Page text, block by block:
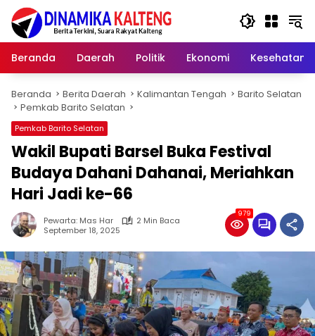
Langsung
konten
Beranda
Daerah Politik Ekonomi Kesehatan
Beranda Berita Daerah Kalimantan Tengah
Barito Selatan
Pemkab Barito Selatan
Pemkab Barito Selatan
Wakil Bupati Barsel Buka Festival
Budaya Dahani Dahanai, Meriahkan
Hari Jadi ke-66
Pewarta: Mas Har
2 Min Baca
September 18, 2025
979